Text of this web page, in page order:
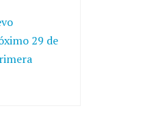
29 de